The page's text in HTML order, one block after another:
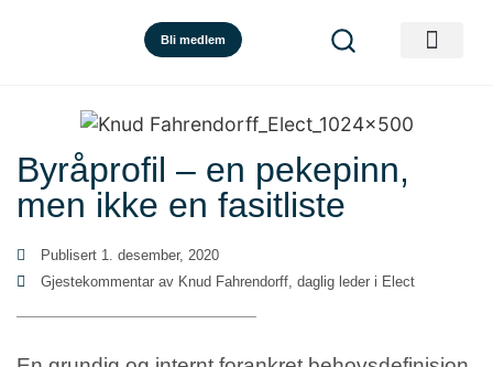
Bli medlem
Byråprofil – en pekepinn,
men ikke en fasitliste
Publisert 1. desember, 2020
Gjestekommentar av Knud Fahrendorff, daglig leder i Elect